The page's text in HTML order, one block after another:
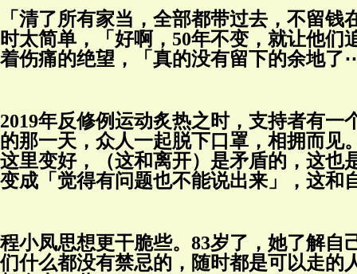
「清了所有家当，全部都带过去，不留
时太简单，「好啊，50年不变，就让他
着伤痛的绝望，「真的没有留下的余地
2019年反修例运动炙热之时，支持者有
的那一天，众人一起脱下口罩，相拥而
这里变好，（这和离开）是矛盾的，这也
变成「觉得有问题也不能说出来」，这和
程小凤思想更干脆些。83岁了，她了解
们什么都没有禁忌的，随时都是可以走的